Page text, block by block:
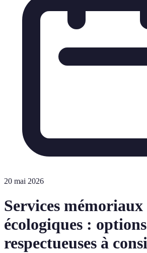
20 mai 2026
Services mémoriaux
écologiques : options
respectueuses à